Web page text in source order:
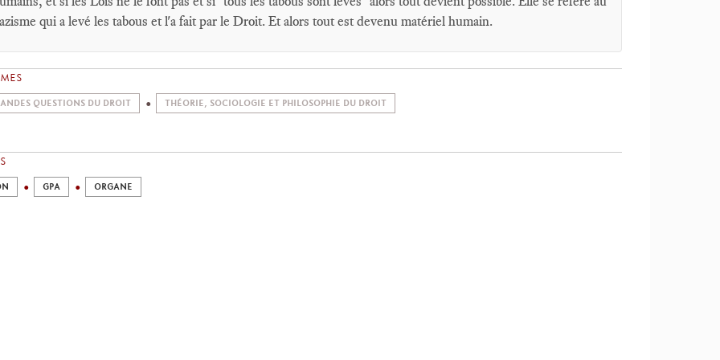
qui a levé les tabous et l'a fait par le Droit. Et alors tout est devenu matériel humain.
QUESTIONS DU DROIT THÉORIE, SOCIOLOGIE ET PHILOSOPHIE DU DROIT
GPA ORGANE